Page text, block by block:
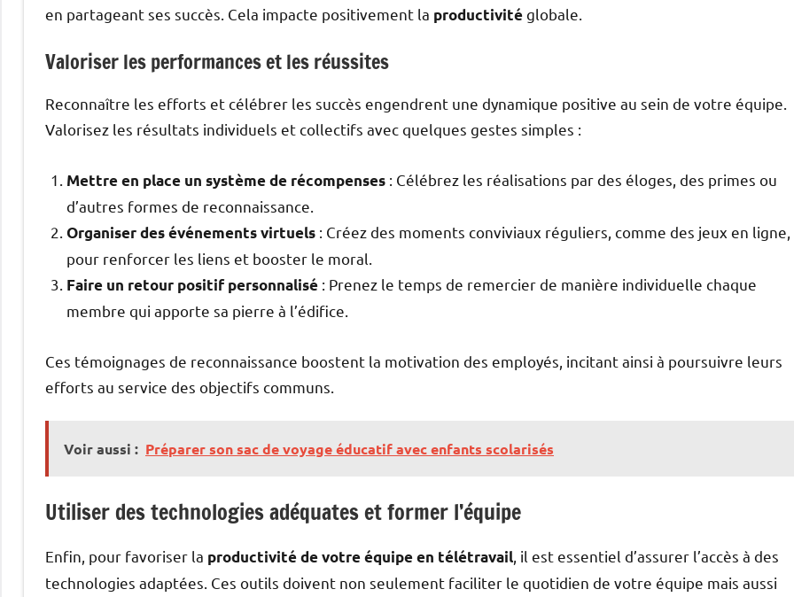
en partageant ses succès. Cela impacte positivement la productivitéglobale.
Valoriser les performances et les réussites
Reconnaître les efforts et célébrer les succès engendrent une dynamique positive au sein de votre équipe.
Valorisez les résultats individuels et collectifs avec quelques gestes simples :
Mettre en place un système de récompenses : Célébrez les réalisations par des éloges, des primes ou
d’autres formes de reconnaissance.
Organiser des événements virtuels : Créez des moments conviviaux réguliers, comme des jeux en ligne,
pour renforcer les liens et booster le moral.
Faire un retour positif personnalisé : Prenez le temps de remercier de manière individuelle chaque
membre qui apporte sa pierre à l’édifice.
Ces témoignages de reconnaissance boostent la motivation des employés, incitant ainsi à poursuivre leurs
efforts au service des objectifs communs.
Voir aussi : Préparer son sac de voyage éducatif avec enfants scolarisés
Utiliser des technologies adéquates et former l’équipe
Enfin, pour favoriser la productivité de votre équipe en télétravail , il est essentiel d’assurer l’accès à des
technologies adaptées. Ces outils doivent non seulement faciliter le quotidien de votre équipe mais aussi